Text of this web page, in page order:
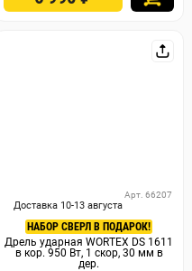
Доставка 10-13 августа
Арт. 66207
НАБОР СВЕРЛ В ПОДАРОК!
Дрель ударная WORTEX DS 1611
в кор. 950 Вт, 1 скор, 30 мм в
дер.